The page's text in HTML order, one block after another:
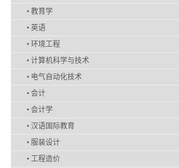
• 教育学
• 英语
• 环境工程
• 计算机科学与技术
• 电气自动化技术
• 会计
• 会计学
• 汉语国际教育
• 服装设计
• 工程造价